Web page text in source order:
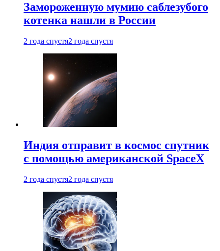
Замороженную мумию саблезубого
котенка нашли в России
2 года спустя2 года спустя
Индия отправит в космос спутник
с помощью американской SpaceX
2 года спустя2 года спустя